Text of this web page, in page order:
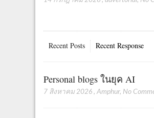
Recent Posts Recent Response
Personal blogs ในยุค AI
7 สิงหาคม 2026 , Amphur, No